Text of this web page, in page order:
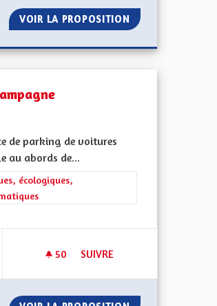
DANGEUREUSES DES VILLAGES
VOIR LA PROPOSITION PÉAGE
et climatiques
de parking de voitures
au abords de...
: Les transitions énergétiques,
écologiques,
50 50 ABONNÉS
SUIVRE